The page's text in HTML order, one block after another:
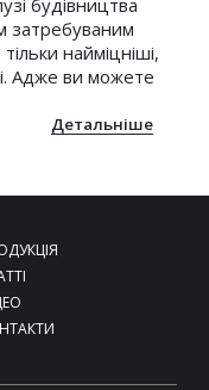
затребуваним
найміцніші,
Адже ви можете
і в тому, що їх
ви можете і без
в потрібну лінію і
ковзання, то
термічну обробку.
Детальніше